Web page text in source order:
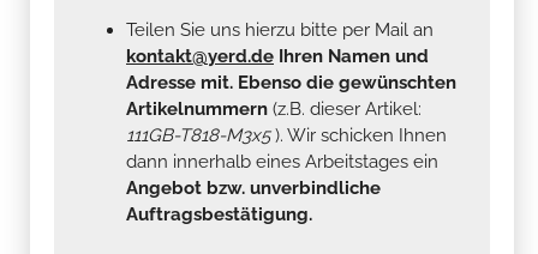
Teilen Sie uns hierzu bitte per Mail an
kontakt@yerd.de Ihren Namen und
Adresse mit. Ebenso die gewünschten
Artikelnummern (z.B. dieser Artikel:
111GB-T818-M3x5). Wir schicken Ihnen
dann innerhalb eines Arbeitstages ein
Angebot bzw. unverbindliche
Auftragsbestätigung.